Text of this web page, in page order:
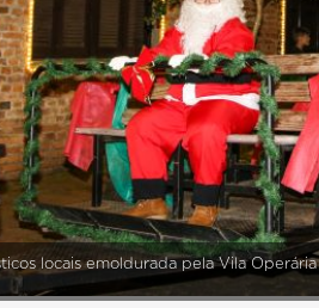
locais emoldurada pela Vila Operária